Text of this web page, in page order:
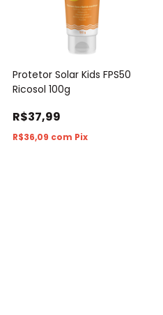
Protetor Solar Kids FPS50
Ricosol 100g
R$37,99
R$36,09 com Pix